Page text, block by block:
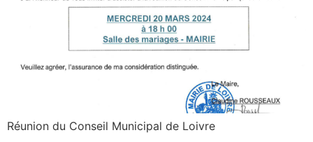
Réunion du Conseil Municipal de Loivre